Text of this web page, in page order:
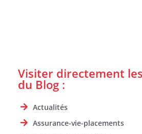
Visiter directement
du Blog :
Actualités
Assurance-vie-placements